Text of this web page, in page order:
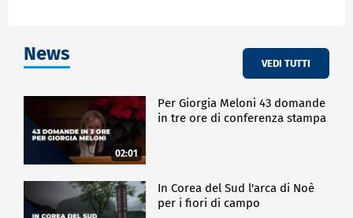
News VEDI TUTTI
02:01
Per Giorgia Meloni 43 domande
in tre ore di conferenza stampa
In Corea del Sud l'arca di Noè
per i fiori di campo